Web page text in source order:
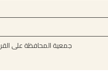
جمعية المحافظة على